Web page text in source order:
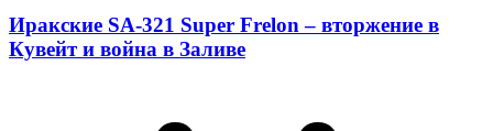
Иракские SA-321 Super Frelon – вторжение в
Кувейт и война в Заливе